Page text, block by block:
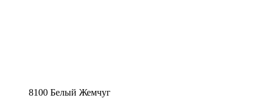
8100 Белый Жемчуг